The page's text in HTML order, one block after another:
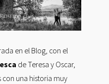
en el Blog, con el
de Teresa y Oscar,
una historia muy